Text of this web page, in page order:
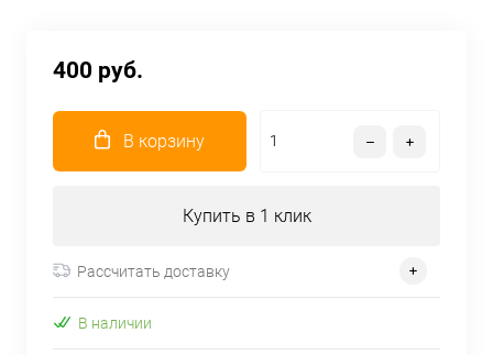
400 руб.
В корзину
Купить в 1 клик
Рассчитать доставку
В наличии